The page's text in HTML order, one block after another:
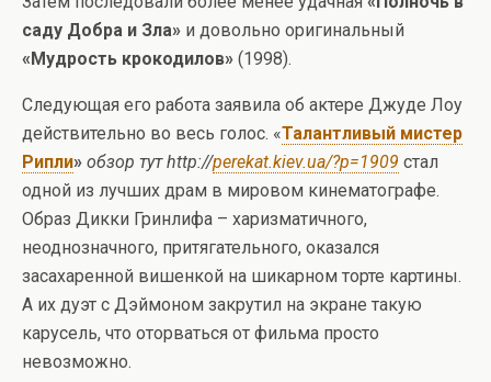
саду Добра и Зла» и довольно оригинальный
«Мудрость крокодилов» (1998).
Следующая его работа заявила об актере Джуде Лоу
действительно во весь голос. «Талантливый мистер
Рипли» обзор тут http://perekat.kiev.ua/?p=1909 стал
одной из лучших драм в мировом кинематографе.
Образ Дикки Гринлифа – харизматичного,
неоднозначного, притягательного, оказался
засахаренной вишенкой на шикарном торте картины.
А их дуэт с Дэймоном закрутил на экране такую
карусель, что оторваться от фильма просто
невозможно.